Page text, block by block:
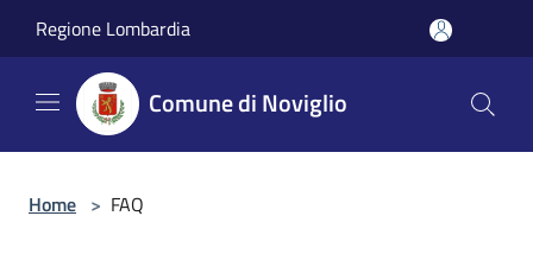
Regione Lombardia
Comune di Noviglio
Home > FAQ